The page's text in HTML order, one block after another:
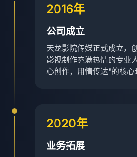
2016年
公司成立
天龙影院传媒正式成立，
影视制作充满热情的专业
心创作，用情传达"的核心
2020年
业务拓展